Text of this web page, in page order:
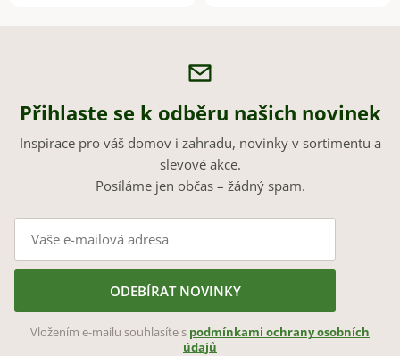
Přihlaste se k odběru našich novinek
Inspirace pro váš domov i zahradu, novinky v sortimentu a
slevové akce.
Posíláme jen občas – žádný spam.
ODEBÍRAT NOVINKY
Vložením e-mailu souhlasíte s podmínkami ochrany osobních
údajů